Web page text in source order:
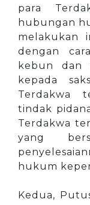
para
hubungan
melakukan
dengan
kebun dan
kepada
Terdakwa
tindak
Terdakwa
yang
hukum
Kedua,